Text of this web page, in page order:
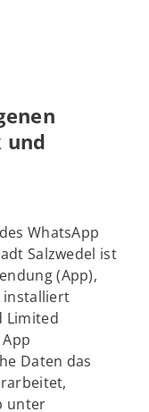
und
WhatsApp
Salzwedel ist
(App),
installiert
Limited
Daten das
unter